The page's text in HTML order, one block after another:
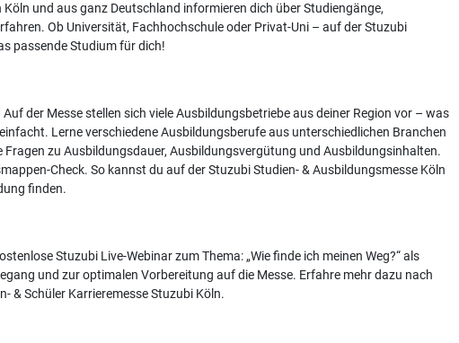
und aus ganz Deutschland informieren dich über Studiengänge,
Ob Universität, Fachhochschule oder Privat-Uni – auf der Stuzubi
passende Studium für dich!
der Messe stellen sich viele Ausbildungsbetriebe aus deiner Region vor – was
Lerne verschiedene Ausbildungsberufe aus unterschiedlichen Branchen
Fragen zu Ausbildungsdauer, Ausbildungsvergütung und Ausbildungsinhalten.
Check. So kannst du auf der Stuzubi Studien- & Ausbildungsmesse Köln
finden.
Stuzubi Live-Webinar zum Thema: „Wie finde ich meinen Weg?“ als
und zur optimalen Vorbereitung auf die Messe. Erfahre mehr dazu nach
& Schüler Karrieremesse Stuzubi Köln.